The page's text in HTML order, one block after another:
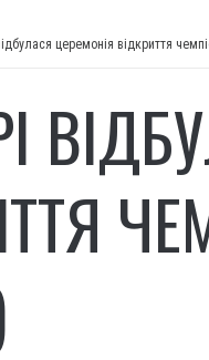
церемонія відкриття